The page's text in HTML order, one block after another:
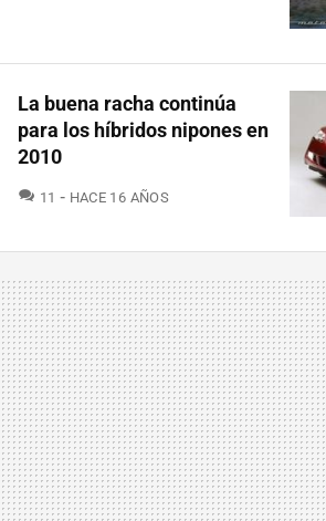
La buena racha continúa
para los híbridos nipones en
2010
11 COMENTARIOS
HACE 16 AÑOS